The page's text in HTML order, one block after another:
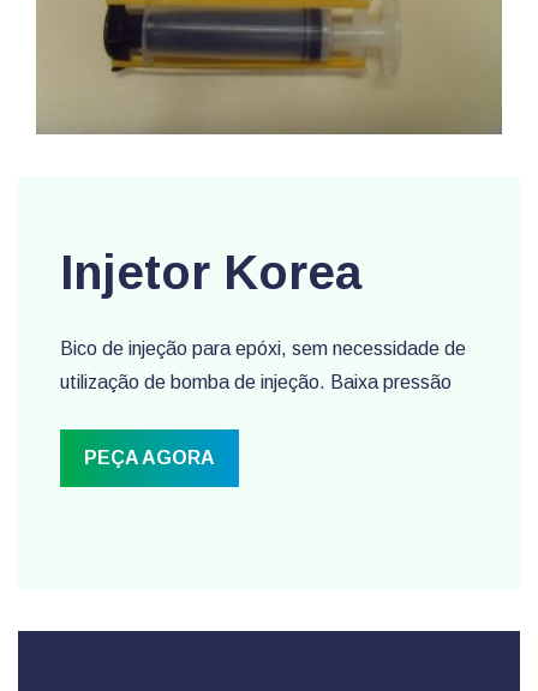
Injetor Korea
Bico de injeção para epóxi, sem necessidade de
utilização de bomba de injeção. Baixa pressão
PEÇA AGORA